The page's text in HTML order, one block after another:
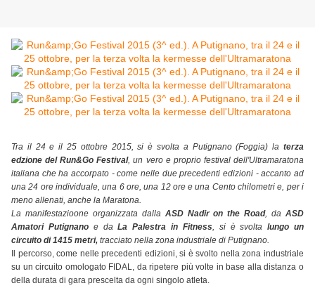
Tra il 24 e il 25 ottobre 2015, si è svolta a Putignano (Foggia) la terza
edzione del Run&Go Festival, un vero e proprio festival dell'Ultramaratona
italiana che ha accorpato - come nelle due precedenti edizioni - accanto ad
una 24 ore individuale, una 6 ore, una 12 ore e una Cento chilometri e, per i
meno allenati, anche la Maratona.
La manifestazioone organizzata dalla ASD Nadir on the Road, daASD
Amatori Putignano e daLa Palestra in Fitness, si è svoltalungo un
circuito di 1415 metri, tracciato nella zona industriale di Putignano.
Il percorso, come nelle precedenti edizioni, si è svolto nella zona industriale
su un circuito omologato FIDAL, da ripetere più volte in base alla distanza o
della durata di gara prescelta da ogni singolo atleta.